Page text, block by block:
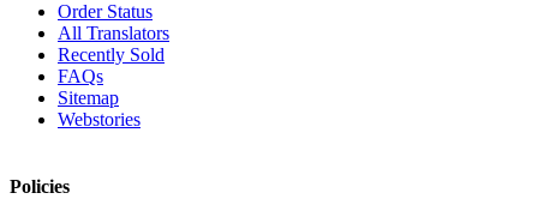
Order Status
All Translators
Recently Sold
FAQs
Sitemap
Webstories
Policies